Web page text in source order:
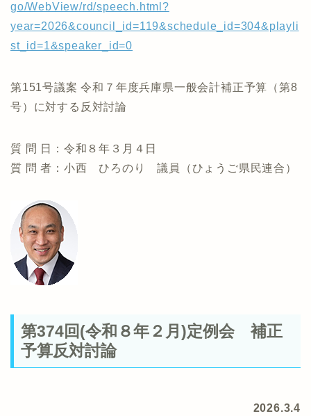
go/WebView/rd/speech.html?
year=2026&council_id=119&schedule_id=304&playli
st_id=1&speaker_id=0
第151号議案 令和７年度兵庫県一般会計補正予算（第8
号）に対する反対討論
質 問 日：令和８年３月４日
質 問 者：小西 ひろのり 議員（ひょうご県民連合）
第374回(令和８年２月)定例会 補正
予算反対討論
2026.3.4